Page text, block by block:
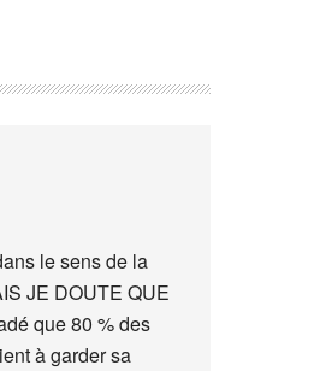
le sens de la
JE DOUTE QUE
que 80 % des
à garder sa